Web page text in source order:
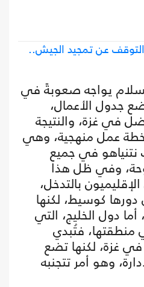
عن تمجيد الجيش..
يواجه صعوبةً في
جدول الأعمال،
في غزة، والنتيجة
عمل منهجية، وهي
في جميع
وفي ظل هذا
الإقليميون بالتدخل،
كوسيط، لكنها
دول الخليج، التي
فتُبدي
في غزة، لكنها تضع
وهو أمر تتجنبه